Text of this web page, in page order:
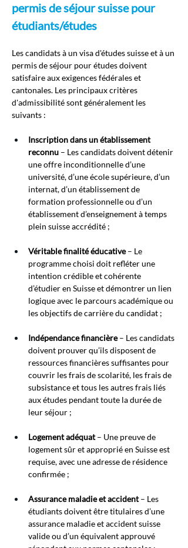
permis de séjour suisse pour
étudiants/études
Les candidats à un visa d'études suisse et à un
permis de séjour pour études doivent
satisfaire aux exigences fédérales et
cantonales. Les principaux critères
d'admissibilité sont généralement les
suivants :
Inscription dans un établissement
reconnu – Les candidats doivent détenir
une offre inconditionnelle d’une
université, d’une école supérieure, d’un
internat, d’un établissement de
formation professionnelle ou d’un
établissement d’enseignement à temps
plein suisse accrédité ;
Véritable finalité éducative – Le
programme choisi doit refléter une
intention crédible et cohérente
d’étudier en Suisse et démontrer un lien
logique avec le parcours académique ou
les objectifs de carrière du candidat ;
Indépendance financière – Les candidats
doivent prouver qu’ils disposent de
ressources financières suffisantes pour
couvrir les frais de scolarité, les frais de
subsistance et tous les autres frais liés
aux études pendant toute la durée de
leur séjour ;
Logement adéquat – Une preuve de
logement sûr et approprié en Suisse est
requise, avec une adresse de résidence
confirmée ;
Assurance maladie et accident – Les
étudiants doivent être titulaires d’une
assurance maladie et accident suisse
valide ou d’un équivalent approuvé